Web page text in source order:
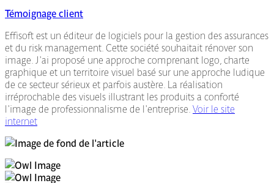
Témoignage client
Effisoft est un éditeur de logiciels pour la gestion des assurances
et du risk management. Cette société souhaitait rénover son
image. J'ai proposé une approche comprenant logo, charte
graphique et un territoire visuel basé sur une approche ludique
de ce secteur sérieux et parfois austère. La réalisation
irréprochable des visuels illustrant les produits a conforté
l'image de professionnalisme de l'entreprise. Voir le site
internet